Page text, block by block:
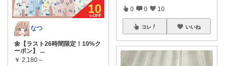
なつ
🌼【ラスト26時間限定！10%ク
ーポン】 ...
￥ 2,180～
0 0 10
コレ いいね